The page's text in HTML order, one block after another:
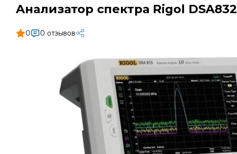
Анализатор спектра Rigol DSA832
0 0 отзывов